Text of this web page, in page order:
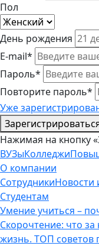
Пол
День рождения
E-mail*
Пароль*
Повторите пароль*
Уже
Нажимая на кнопку
ВУЗыКолледжи
О компании
СотрудникиНовости
Студентам
Умение учиться –
Скорочтение: что за
жизнь. ТОП советов